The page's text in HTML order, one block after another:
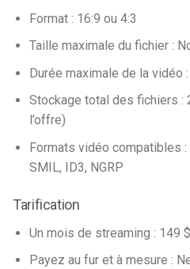
Format : 16:9 ou 4:3
Taille maximale du fichier :
Durée maximale de la vidéo
Stockage total des fichiers :
l’offre)
Formats vidéo compatibles :
SMIL, ID3, NGRP
Tarification
Un mois de streaming : 149
Payez au fur et à mesure :